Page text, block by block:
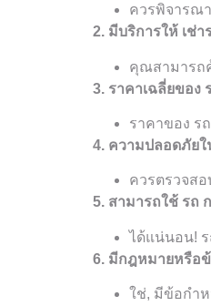
ควรพิจารณ
2. มีบริการให้ เช่า
คุณสามารถ
3. ราคาเฉลี่ยของ
ราคาของ ร
4. ความปลอดภัยใ
ควรตรวจส
5. สามารถใช้ รถ
ได้แน่นอน!
6. มีกฎหมายหรือข้
ใช่, มีข้อกำ